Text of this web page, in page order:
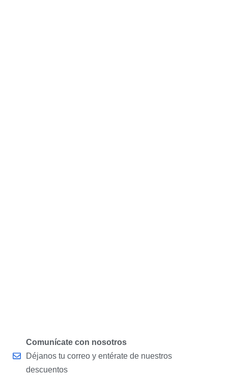
Comunícate con nosotros
Déjanos tu correo y entérate de nuestros
descuentos